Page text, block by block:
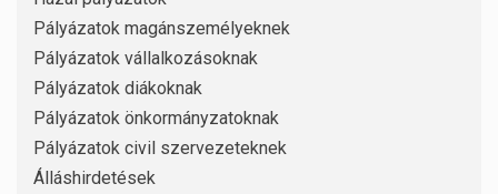
Pályázatok magánszemélyeknek
Pályázatok vállalkozásoknak
Pályázatok diákoknak
Pályázatok önkormányzatoknak
Pályázatok civil szervezeteknek
Álláshirdetések